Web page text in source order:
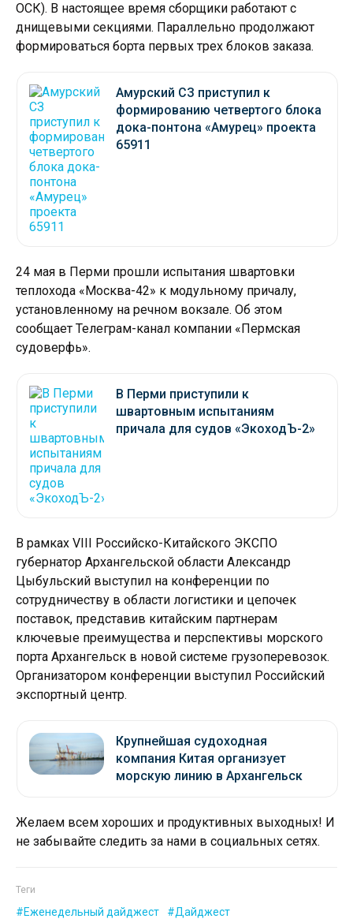
ОСК). В настоящее время сборщики работают с
днищевыми секциями. Параллельно продолжают
формироваться борта первых трех блоков заказа.
Амурский СЗ приступил к
формированию четвертого блока
дока-понтона «Амурец» проекта
65911
24 мая в Перми прошли испытания швартовки
теплохода «Москва-42» к модульному причалу,
установленному на речном вокзале. Об этом
сообщает Телеграм-канал компании «Пермская
судоверфь».
В Перми приступили к
швартовным испытаниям
причала для судов «ЭкоходЪ-2»
В рамках VIII Российско-Китайского ЭКСПО
губернатор Архангельской области Александр
Цыбульский выступил на конференции по
сотрудничеству в области логистики и цепочек
поставок, представив китайским партнерам
ключевые преимущества и перспективы морского
порта Архангельск в новой системе грузоперевозок.
Организатором конференции выступил Российский
экспортный центр.
Крупнейшая судоходная
компания Китая организует
морскую линию в Архангельск
Желаем всем хороших и продуктивных выходных! И
не забывайте следить за нами в социальных сетях.
Теги
Еженедельный дайджест Дайджест